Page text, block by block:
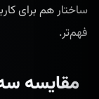
ساختار هم برای
فهم‌تر.
مقایسه